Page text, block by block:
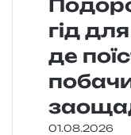
гід
де
01.08.2026